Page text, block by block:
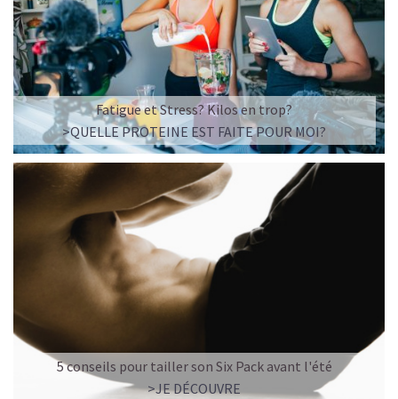
Imaginez un caramel fondant qui se mêle à un café
frappé crémeux, sans sucre raffiné et boosté en
protéines végétales.
C’est la boisson plaisir par excellence — celle qui
réconcilie dessert glacé et nutrition.
Résultat : un corps rassasié, une énergie durable, et zéro
fringale. Pour les gourmands qui veulent se faire plaisir
sans sacrifier leurs objectifs.
Découvrir le Café frappé au Caramel Protéiné
🍫 MOCHA GLACÉ PROTÉINÉ
Fatigue et Stress? Kilos en trop?
>QUELLE PROTEINE EST FAITE POUR MOI?
5 conseils pour tailler son Six Pack avant l'été
>JE DÉCOUVRE